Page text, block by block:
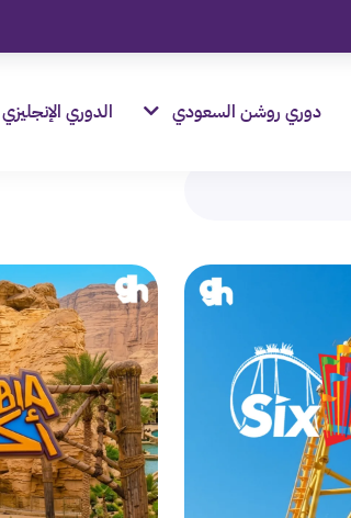
دوري روشن السعودي الدوري الإنجليزي